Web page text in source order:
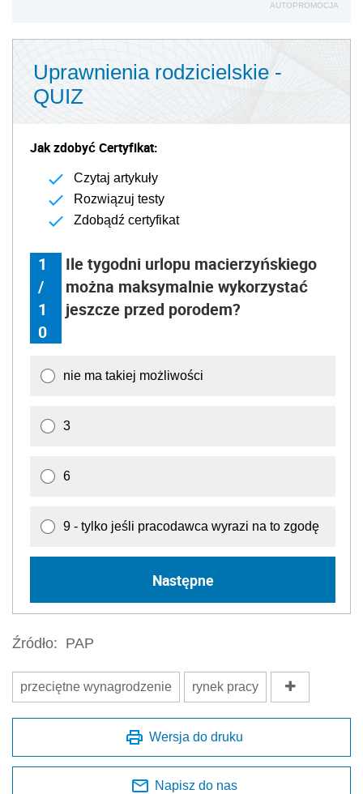
AUTOPROMOCJA
Uprawnienia rodzicielskie -
QUIZ
Jak zdobyć Certyfikat:
Czytaj artykuły
Rozwiązuj testy
Zdobądź certyfikat
1
/
1
0
Ile tygodni urlopu macierzyńskiego
można maksymalnie wykorzystać
jeszcze przed porodem?
nie ma takiej możliwości
3
6
9 - tylko jeśli pracodawca wyrazi na to zgodę
Następne
Źródło: PAP
przeciętne wynagrodzenie rynek pracy
Wersja do druku
Napisz do nas